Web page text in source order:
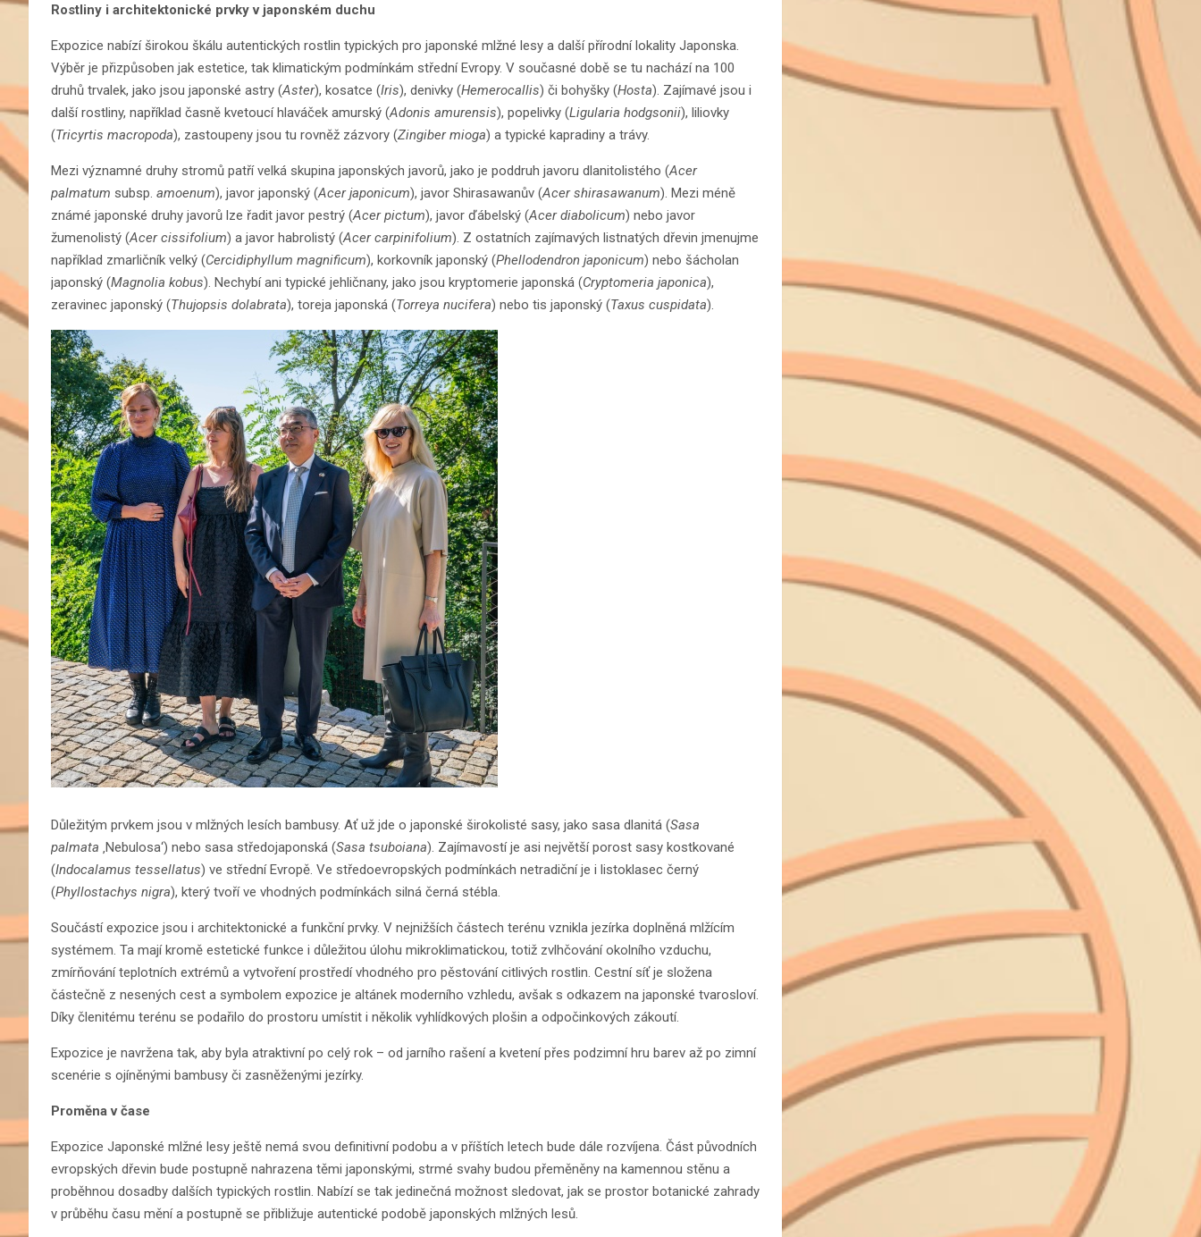
Rostliny i architektonické prvky v japonském duchu
Expozice nabízí širokou škálu autentických rostlin typických pro japonské mlžné lesy a další přírodní lokality Japonska.
Výběr je přizpůsoben jak estetice, tak klimatickým podmínkám střední Evropy. V současné době se tu nachází na 100
druhů trvalek, jako jsou japonské astry (Aster), kosatce (Iris), denivky (Hemerocallis) či bohyšky (Hosta). Zajímavé jsou i
další rostliny, například časně kvetoucí hlaváček amurský (Adonis amurensis), popelivky (Ligularia hodgsonii), liliovky
(Tricyrtis macropoda), zastoupeny jsou tu rovněž zázvory (Zingiber mioga) a typické kapradiny a trávy.
Mezi významné druhy stromů patří velká skupina japonských javorů, jako je poddruh javoru dlanitolistého (Acer
palmatum subsp. amoenum), javor japonský (Acer japonicum), javor Shirasawanův (Acer shirasawanum). Mezi méně
známé japonské druhy javorů lze řadit javor pestrý (Acer pictum), javor ďábelský (Acer diabolicum) nebo javor
žumenolistý (Acer cissifolium) a javor habrolistý (Acer carpinifolium). Z ostatních zajímavých listnatých dřevin jmenujme
například zmarličník velký (Cercidiphyllum magnificum), korkovník japonský (Phellodendron japonicum) nebo šácholan
japonský (Magnolia kobus). Nechybí ani typické jehličnany, jako jsou kryptomerie japonská (Cryptomeria japonica),
zeravinec japonský (Thujopsis dolabrata), toreja japonská (Torreya nucifera) nebo tis japonský (Taxus cuspidata).
Důležitým prvkem jsou v mlžných lesích bambusy. Ať už jde o japonské širokolisté sasy, jako sasa dlanitá (Sasa
palmata ‚Nebulosa‘) nebo sasa středojaponská (Sasa tsuboiana). Zajímavostí je asi největší porost sasy kostkované
(Indocalamus tessellatus) ve střední Evropě. Ve středoevropských podmínkách netradiční je i listoklasec černý
(Phyllostachys nigra), který tvoří ve vhodných podmínkách silná černá stébla.
Součástí expozice jsou i architektonické a funkční prvky. V nejnižších částech terénu vznikla jezírka doplněná mlžícím
systémem. Ta mají kromě estetické funkce i důležitou úlohu mikroklimatickou, totiž zvlhčování okolního vzduchu,
zmírňování teplotních extrémů a vytvoření prostředí vhodného pro pěstování citlivých rostlin. Cestní síť je složena
částečně z nesených cest a symbolem expozice je altánek moderního vzhledu, avšak s odkazem na japonské tvarosloví.
Díky členitému terénu se podařilo do prostoru umístit i několik vyhlídkových plošin a odpočinkových zákoutí.
Expozice je navržena tak, aby byla atraktivní po celý rok – od jarního rašení a kvetení přes podzimní hru barev až po zimní
scenérie s ojíněnými bambusy či zasněženými jezírky.
Proměna v čase
Expozice Japonské mlžné lesy ještě nemá svou definitivní podobu a v příštích letech bude dále rozvíjena. Část původních
evropských dřevin bude postupně nahrazena těmi japonskými, strmé svahy budou přeměněny na kamennou stěnu a
proběhnou dosadby dalších typických rostlin. Nabízí se tak jedinečná možnost sledovat, jak se prostor botanické zahrady
v průběhu času mění a postupně se přibližuje autentické podobě japonských mlžných lesů.